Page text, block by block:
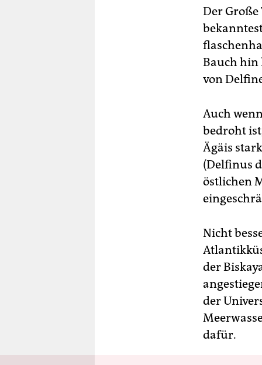
Der
Bauch hin
von
Auch
bedroht
Ägäis
(Delfinus
östlichen
Nicht
der
der
dafür.